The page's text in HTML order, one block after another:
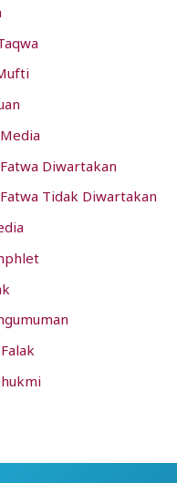
Diwartakan
Tidak Diwartakan